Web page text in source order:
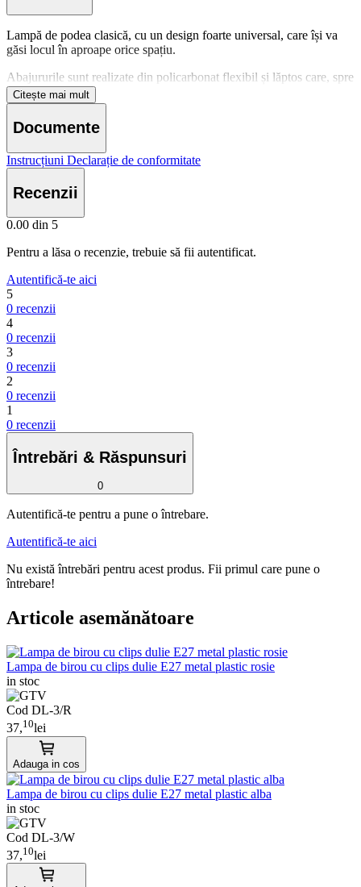
Lampă de podea clasică, cu un design foarte universal, care își va
găsi locul în aproape orice spațiu.
Abajururile sunt realizate din policarbonat flexibil și lăptos care, spre
deosebire de abajururile din sticlă, nu se sparge. Această soluție va fi
apreciată mai ales de proprietarii de animale de companie și de
părinții copiilor mici.
Lampa este alimentată de la rețeaua electrică obișnuită. Abajurul
principal are o dulie E27 încorporată, în timp ce abajurul secundar
ceea ce oferă control deplin asupra cantității de lumină din cameră.
Citește mai mult
Documente
Instrucțiuni Declarație de conformitate
Recenzii
0.00 din 5
Pentru a lăsa o recenzie, trebuie să fii autentificat.
Autentifică-te aici
5
0 recenzii
4
0 recenzii
3
0 recenzii
2
0 recenzii
1
0 recenzii
Întrebări & Răspunsuri
0
Autentifică-te pentru a pune o întrebare.
Autentifică-te aici
Nu există întrebări pentru acest produs. Fii primul care pune o
întrebare!
Articole asemănătoare
Lampa de birou cu clips dulie E27 metal plastic rosie
in stoc
Cod DL-3/R
37,10lei
Adauga in cos
Lampa de birou cu clips dulie E27 metal plastic alba
in stoc
Cod DL-3/W
37,10lei